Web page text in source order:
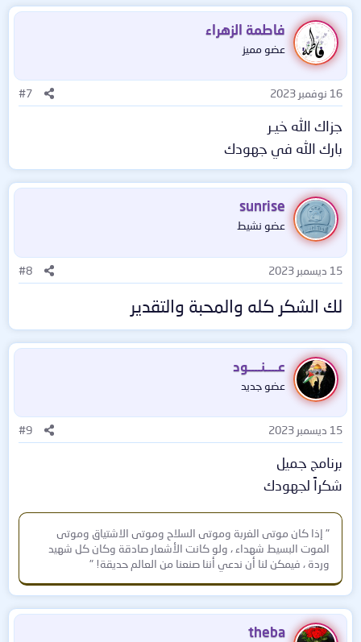
فاطمة الزهراء
عضو مميز
16 نوفمبر 2023 #7
جزاك الله خيـر
بارك الله في جهودك
sunrise
عضو نشيط
15 ديسمبر 2023 #8
لك الشكر كله والمحبة والتقدير
عــــنــــود
عضو جديد
15 ديسمبر 2023 #9
برنامج جميل
شكراً لجهودك
" إذا كان موتى الغربة وموتى السلاح وموتى الاشتياق وموتى
الموت البسيط شهداء ، ولو كانت الأشعار صادقة وكان كل شهيد
وردة ، فيمكن لنا أن ندعي أننا صنعنا من العالم حديقة! "
theba